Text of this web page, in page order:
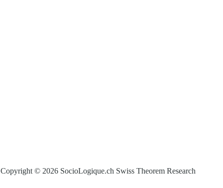
Copyright © 2026 SocioLogique.ch Swiss Theorem Research